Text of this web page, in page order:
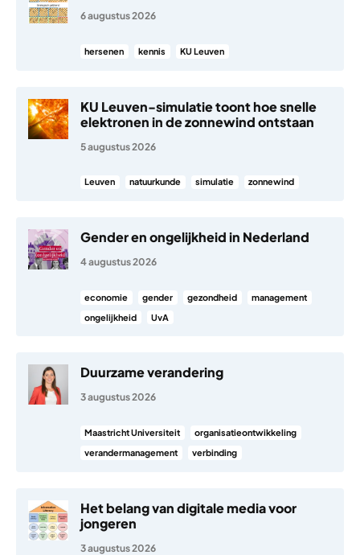
6 augustus 2026
hersenen kennis KU Leuven
KU Leuven-simulatie toont hoe snelle
elektronen in de zonnewind ontstaan
5 augustus 2026
Leuven natuurkunde simulatie zonnewind
Gender en ongelijkheid in Nederland
4 augustus 2026
economie gender gezondheid
management
ongelijkheid
UvA
Duurzame verandering
3 augustus 2026
Maastricht Universiteit
organisatieontwikkeling
verandermanagement
verbinding
Het belang van digitale media voor
jongeren
3 augustus 2026